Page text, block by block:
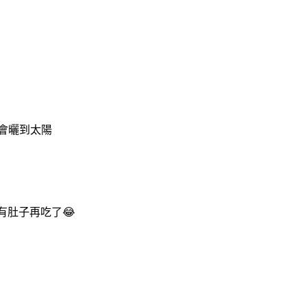
曬到太陽
肚子再吃了😂